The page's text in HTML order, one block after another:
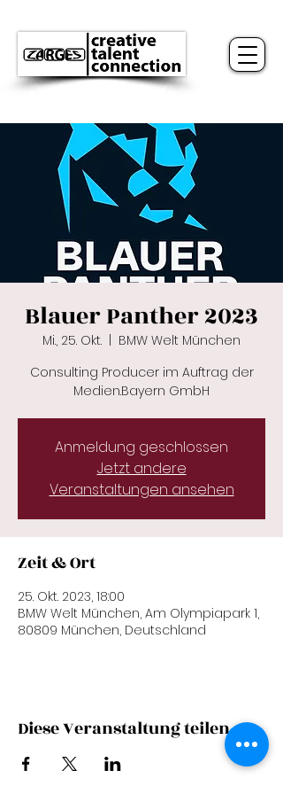
Blauer Panther 2023
Mi., 25. Okt.
BMW Welt München
Consulting Producer im Auftrag der
Medien.Bayern GmbH
Anmeldung geschlossen
Jetzt andere
Veranstaltungen ansehen
Zeit & Ort
25. Okt. 2023, 18:00
BMW Welt München, Am Olympiapark 1,
80809 München, Deutschland
Diese Veranstaltung teilen